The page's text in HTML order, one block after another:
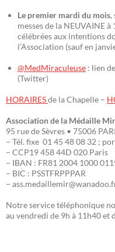
Le premier mardi du mois,
messes de la NEUVAINE
célébrées aux intentions
l’Association (sauf en
@MedMiraculeuse : lien
(Twitter)
HORAIRESde la Chapelle –
Association de la Médaille
95 rue de Sèvres • 75006
– Tél. fixe 01 45 48 08 32 ;
– CCP19 458 44D 020 Paris
– IBAN : FR81 2004 1000
– BIC : PSSTFRPPPAR
–
Notre service téléphonique
au vendredi de 9h à 11h40 et